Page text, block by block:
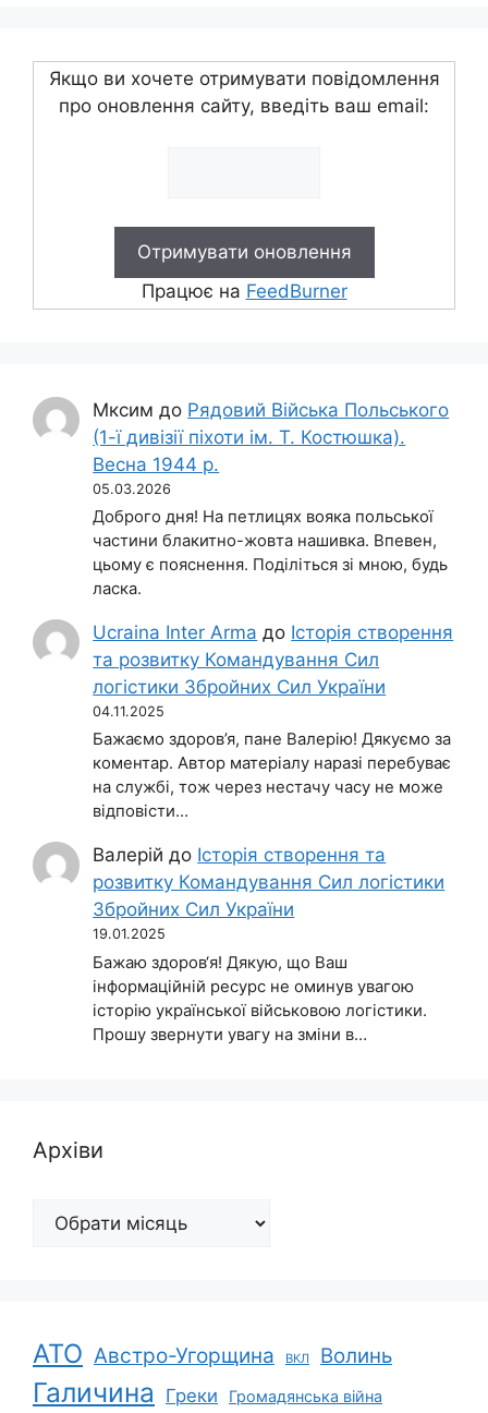
Якщо ви хочете отримувати повідомлення
про оновлення сайту, введіть ваш email:
Працює на FeedBurner
Мксим до Рядовий Війська Польського
(1-ї дивізії піхоти ім. Т. Костюшка).
Весна 1944 р.
05.03.2026
Доброго дня! На петлицях вояка польської
частини блакитно-жовта нашивка. Впевен,
цьому є пояснення. Поділіться зі мною, будь
ласка.
Ucraina Inter Arma до Історія створення
та розвитку Командування Сил
логістики Збройних Сил України
04.11.2025
Бажаємо здоров’я, пане Валерію! Дякуємо за
коментар. Автор матеріалу наразі перебуває
на службі, тож через нестачу часу не може
відповісти…
Валерій до Історія створення та
розвитку Командування Сил логістики
Збройних Сил України
19.01.2025
Бажаю здоров‘я! Дякую, що Ваш
інформаційній ресурс не оминув увагою
історію української військовою логістики.
Прошу звернути увагу на зміни в…
Архіви
Архіви
АТО Австро-Угорщина ВКЛ Волинь
Галичина Греки Громадянська війна